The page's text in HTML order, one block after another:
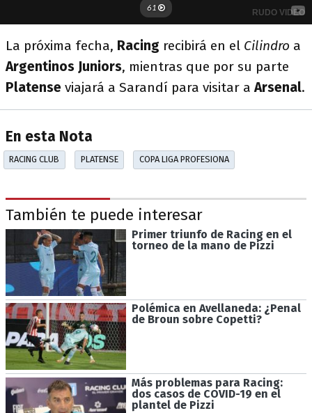
La próxima fecha, Racing recibirá en el Cilindro a
Argentinos Juniors, mientras que por su parte
Platense viajará a Sarandí para visitar aArsenal.
En esta Nota
RACING CLUB PLATENSE COPA LIGA PROFESIONA
También te puede interesar
Primer triunfo de Racing en el
torneo de la mano de Pizzi
Polémica en Avellaneda: ¿Penal
de Broun sobre Copetti?
Más problemas para Racing:
dos casos de COVID-19 en el
plantel de Pizzi